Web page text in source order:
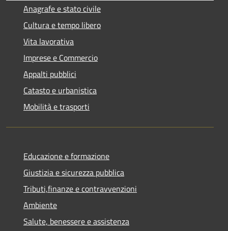
Anagrafe e stato civile
Cultura e tempo libero
Vita lavorativa
Imprese e Commercio
Appalti pubblici
Catasto e urbanistica
Mobilità e trasporti
Educazione e formazione
Giustizia e sicurezza pubblica
Tributi,finanze e contravvenzioni
Ambiente
Salute, benessere e assistenza